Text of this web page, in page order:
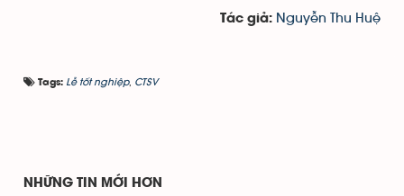
Tác giả: Nguyễn Thu Huệ
Tags: Lễ tốt nghiệp, CTSV
NHỮNG TIN MỚI HƠN